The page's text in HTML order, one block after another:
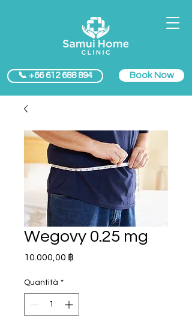
📞 +66 612 688 894 Book Now
Wegovy 0.25 mg
10.000,00 ฿
Quantità *